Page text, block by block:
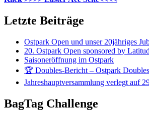
Letzte Beiträge
Ostpark Open und unser 20jähriges
20. Ostpark Open sponsored by
Saisoneröffnung im Ostpark
🏆 Doubles-Bericht – Ostpark
Jahreshauptversammlung verlegt auf
BagTag Challenge